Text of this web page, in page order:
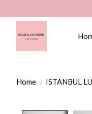
Home / ISTANBUL